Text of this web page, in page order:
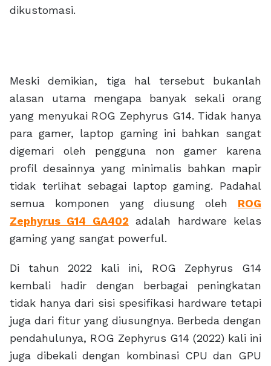
dikustomasi.
Meski demikian, tiga hal tersebut bukanlah
alasan utama mengapa banyak sekali orang
yang menyukai ROG Zephyrus G14. Tidak hanya
para gamer, laptop gaming ini bahkan sangat
digemari oleh pengguna non gamer karena
profil desainnya yang minimalis bahkan mapir
tidak terlihat sebagai laptop gaming. Padahal
semua komponen yang diusung oleh ROG
Zephyrus G14 GA402 adalah hardware kelas
gaming yang sangat powerful.
Di tahun 2022 kali ini, ROG Zephyrus G14
kembali hadir dengan berbagai peningkatan
tidak hanya dari sisi spesifikasi hardware tetapi
juga dari fitur yang diusungnya. Berbeda dengan
pendahulunya, ROG Zephyrus G14 (2022) kali ini
juga dibekali dengan kombinasi CPU dan GPU